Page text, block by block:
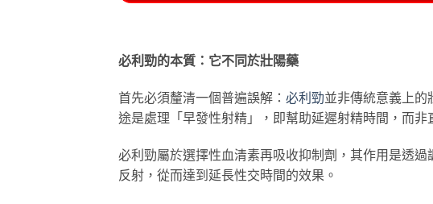
必利勁的本質：它不同於壯陽藥
首先必須釐清一個普遍誤解： 必利勁並非傳統意義上的
途是處理「早發性射精」，即幫助延遲射精時間，而非
必利勁屬於選擇性血清素再吸收抑制劑，其作用是透
反射，從而達到延長性交時間的效果。